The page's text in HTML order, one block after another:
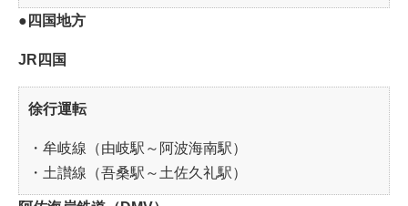
●四国地方
JR四国
徐行運転
・牟岐線（由岐駅～阿波海南駅）
・土讃線（吾桑駅～土佐久礼駅）